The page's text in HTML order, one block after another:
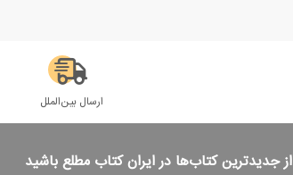
ارسال بین‌الملل
از جدیدترین کتاب‌ها در ایران کتاب مطلع باشید